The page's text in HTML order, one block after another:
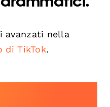
avanzati nella
di TikTok.